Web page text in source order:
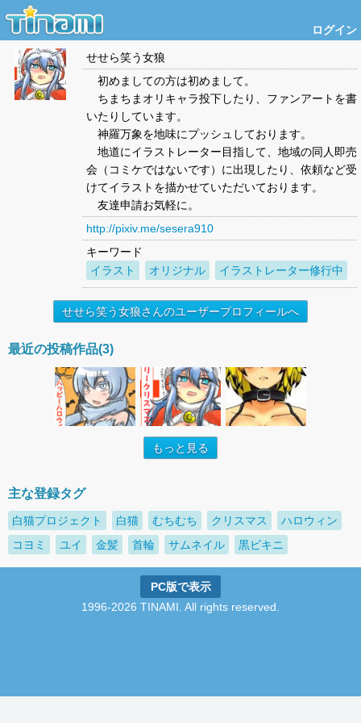
ログイン
せせら笑う女狼
初めましての方は初めまして。
ちまちまオリキャラ投下したり、ファンアートを書
いたりしています。
神羅万象を地味にプッシュしております。
地道にイラストレーター目指して、地域の同人即売
会（コミケではないです）に出現したり、依頼など受
けてイラストを描かせていただいております。
友達申請お気軽に。
http://pixiv.me/sesera910
キーワード
イラスト
オリジナル イラストレーター修行中
せせら笑う女狼さんのユーザープロフィールへ
最近の投稿作品(3)
もっと見る
主な登録タグ
白猫プロジェクト 白猫 むちむち クリスマス
ハロウィン
コヨミ
ユイ 金髪 首輪 サムネイル 黒ビキニ
PC版で表示
1996-2026 TINAMI. All rights reserved.